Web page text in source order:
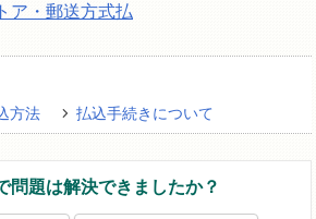
ア・郵送方式払
方法 払込手続きについて
問題は解決できましたか？